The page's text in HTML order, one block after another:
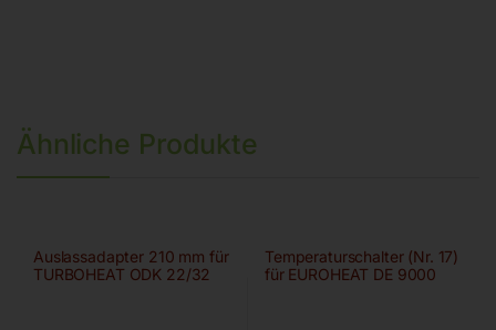
Ähnliche Produkte
Auslassadapter 210 mm für
TURBOHEAT ODK 22/32
Temperaturschalter (Nr. 17)
für EUROHEAT DE 9000